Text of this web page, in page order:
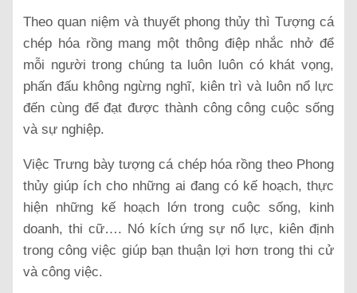
Theo quan niệm và thuyết phong thủy thì Tượng cá
chép hóa rồng mang một thông điệp nhắc nhở để
mỗi người trong chúng ta luôn luôn có khát vọng,
phấn đấu không ngừng nghĩ, kiên trì và luôn nổ lực
đến cùng để đạt được thành công công cuộc sống
và sự nghiệp.
Việc Trưng bày tượng cá chép hóa rồng theo Phong
thủy giúp ích cho những ai đang có kế hoạch, thực
hiện những kế hoạch lớn trong cuộc sống, kinh
doanh, thi cữ…. Nó kích ứng sự nổ lực, kiên định
trong công việc giúp bạn thuận lợi hơn trong thi cử
và công việc.